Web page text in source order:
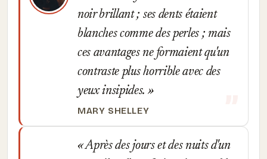
noir brillant ; ses dents étaient
blanches comme des perles ; mais
ces avantages ne formaient qu'un
contraste plus horrible avec des
yeux insipides.
MARY SHELLEY
Après des jours et des nuits d'un